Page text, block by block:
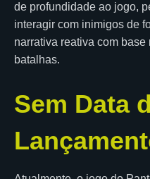
de profundidade ao jogo,
interagir com inimigos de
narrativa reativa com
batalhas.
Sem Data